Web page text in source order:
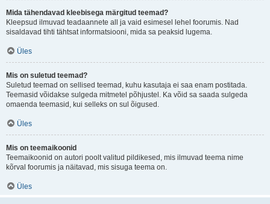
Mida tähendavad kleebisega märgitud teemad?
Kleepsud ilmuvad teadaannete all ja vaid esimesel lehel foorumis. Nad
sisaldavad tihti tähtsat informatsiooni, mida sa peaksid lugema.
Üles
Mis on suletud teemad?
Suletud teemad on sellised teemad, kuhu kasutaja ei saa enam postitada.
Teemasid võidakse sulgeda mitmetel põhjustel. Ka võid sa saada sulgeda
omaenda teemasid, kui selleks on sul õigused.
Üles
Mis on teemaikoonid
Teemaikoonid on autori poolt valitud pildikesed, mis ilmuvad teema nime
kõrval foorumis ja näitavad, mis sisuga teema on.
Üles